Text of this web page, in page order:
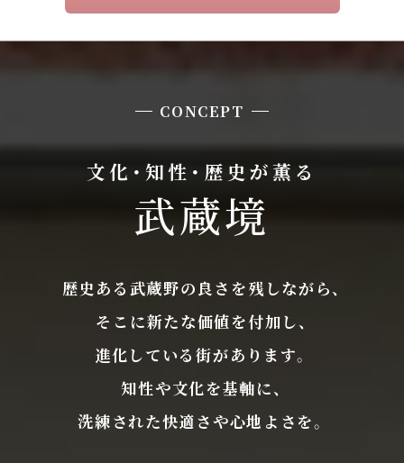
CONCEPT
文化・知性・歴史が薫る
武蔵境
歴史ある武蔵野の良さを残しながら、
そこに新たな価値を付加し、
進化している街があります。
知性や文化を基軸に、
洗練された快適さや心地よさを。